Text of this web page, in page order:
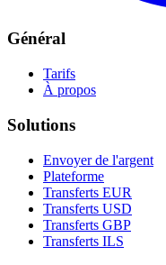
Général
Tarifs
À propos
Solutions
Envoyer de l'argent
Plateforme
Transferts EUR
Transferts USD
Transferts GBP
Transferts ILS